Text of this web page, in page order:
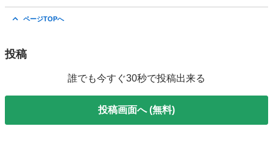
ページTOPへ
投稿
誰でも今すぐ30秒で投稿出来る
投稿画面へ (無料)